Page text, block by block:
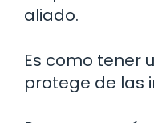
aliado.
Es como tener
protege de las